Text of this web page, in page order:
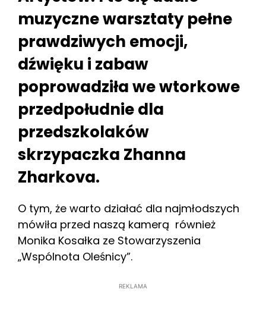
muzyczne warsztaty pełne
prawdziwych emocji,
dźwięku i zabaw
poprowadziła we wtorkowe
przedpołudnie dla
przedszkolaków
skrzypaczka Zhanna
Zharkova.
O tym, że warto działać dla najmłodszych
mówiła przed naszą kamerą również
Monika Kosałka ze Stowarzyszenia
„Wspólnota Oleśnicy”.
REKLAMA